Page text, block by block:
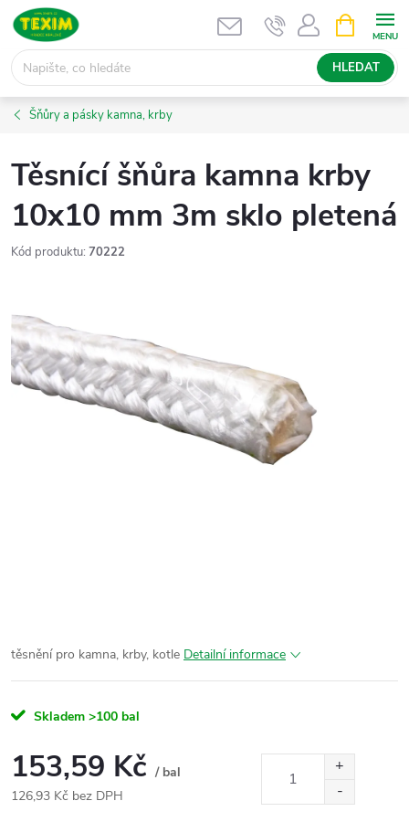
Přejít
obsah
HLEDAT
NÁKUPNÍ
KOŠÍK
Šňůry a pásky kamna, krby
Těsnící šňůra kamna krby
10x10 mm 3m sklo pletená
Kód produktu: 70222
těsnění pro kamna, krby, kotle Detailní informace
Skladem >100 bal
153,59 Kč / bal
126,93 Kč bez DPH